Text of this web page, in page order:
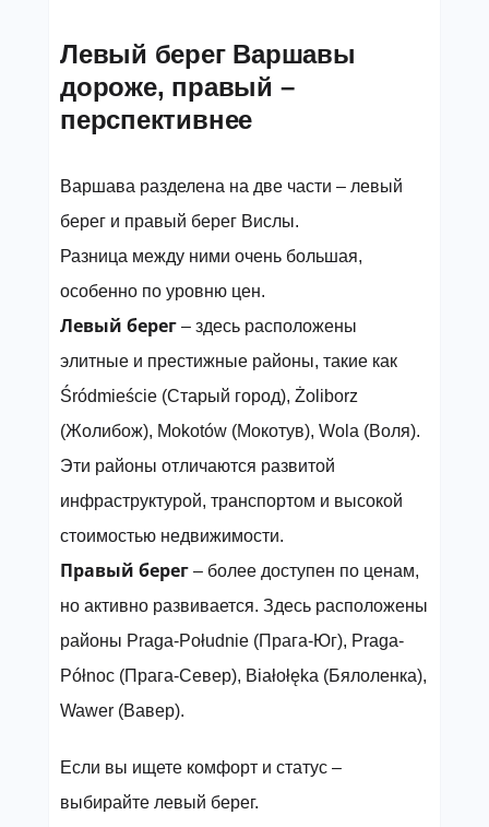
Левый берег Варшавы
дороже, правый –
перспективнее
Варшава разделена на две части – левый
берег и правый берег Вислы.
Разница между ними очень большая,
особенно по уровню цен.
Левый берег – здесь расположены
элитные и престижные районы, такие как
Śródmieście (Старый город), Żoliborz
(Жолибож), Mokotów (Мокотув), Wola (Воля).
Эти районы отличаются развитой
инфраструктурой, транспортом и высокой
стоимостью недвижимости.
Правый берег – более доступен по ценам,
но активно развивается. Здесь расположены
районы Praga-Południe (Прага-Юг), Praga-
Północ (Прага-Север), Białołęka (Бялоленка),
Wawer (Вавер).
Если вы ищете комфорт и статус –
выбирайте левый берег.